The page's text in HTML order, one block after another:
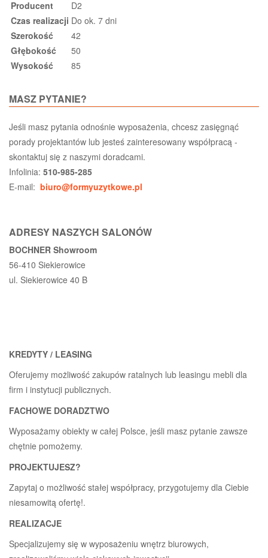
Producent
D2
Czas realizacji Do ok. 7 dni
Szerokość
42
Głębokość
50
Wysokość
85
MASZ PYTANIE?
Jeśli masz pytania odnośnie wyposażenia, chcesz zasięgnąć
porady projektantów lub jesteś zainteresowany współpracą -
skontaktuj się z naszymi doradcami.
Infolinia: 510-985-285
E-mail: biuro@formyuzytkowe.pl
ADRESY NASZYCH SALONÓW
BOCHNER Showroom
56-410 Siekierowice
ul. Siekierowice 40 B
KREDYTY / LEASING
Oferujemy możliwość zakupów ratalnych lub leasingu mebli dla
firm i instytucji publicznych.
FACHOWE DORADZTWO
Wyposażamy obiekty w całej Polsce, jeśli masz pytanie zawsze
chętnie pomożemy.
PROJEKTUJESZ?
Zapytaj o możliwość stałej współpracy, przygotujemy dla Ciebie
niesamowitą ofertę!.
REALIZACJE
Specjalizujemy się w wyposażeniu wnętrz biurowych,